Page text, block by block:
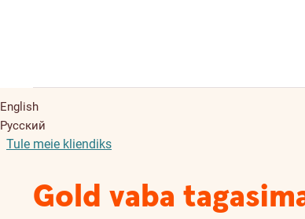
English
Русский
Tule meie kliendiks
Gold vaba